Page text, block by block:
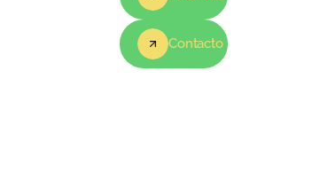
Contacto